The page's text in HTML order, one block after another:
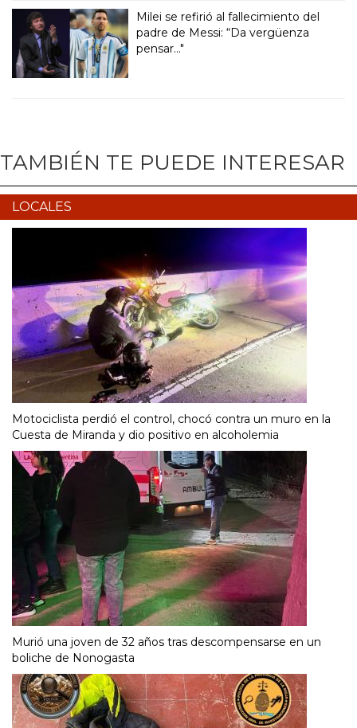
Milei se refirió al fallecimiento del
padre de Messi: “Da vergüenza
pensar..."
TAMBIÉN TE PUEDE INTERESAR
LOCALES
Motociclista perdió el control, chocó contra un muro en la
Cuesta de Miranda y dio positivo en alcoholemia
Murió una joven de 32 años tras descompensarse en un
boliche de Nonogasta